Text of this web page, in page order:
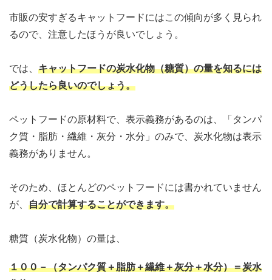
市販の安すぎるキャットフードにはこの傾向が多く見られ
るので、注意したほうが良いでしょう。
では、 キャットフードの炭水化物（糖質）の量を知るには
どうしたら良いのでしょう。
ペットフードの原材料で、表示義務があるのは、「タンパ
ク質・脂肪・繊維・灰分・水分」のみで、炭水化物は表示
義務がありません。
そのため、ほとんどのペットフードには書かれていません
が、 自分で計算することができます。
糖質（炭水化物）の量は、
１００－（タンパク質＋脂肪＋繊維＋灰分＋水分）＝炭水